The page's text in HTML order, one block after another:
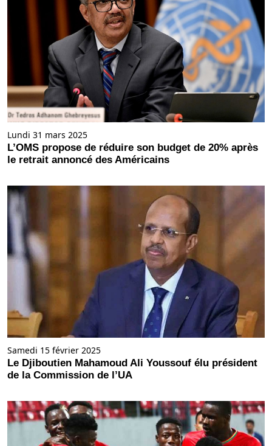
Lundi 31 mars 2025
L’OMS propose de réduire son budget de 20% après
le retrait annoncé des Américains
Samedi 15 février 2025
Le Djiboutien Mahamoud Ali Youssouf élu président
de la Commission de l’UA